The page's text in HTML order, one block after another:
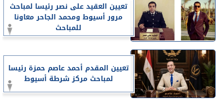
تعيين العقيد على نصر رئيسا لمباحث
مرور أسيوط ومحمد الجاحر معاونا
للمباحث
تعيين المقدم أحمد عاصم حمزة رئيسا
لمباحث مركز شرطة أسيوط